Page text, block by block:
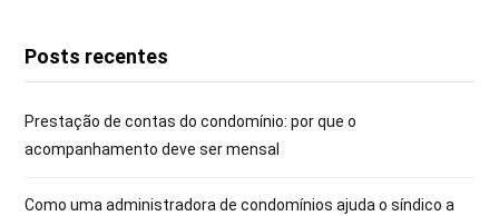
Posts recentes
Prestação de contas do condomínio: por que o
acompanhamento deve ser mensal
Como uma administradora de condomínios ajuda o síndico a